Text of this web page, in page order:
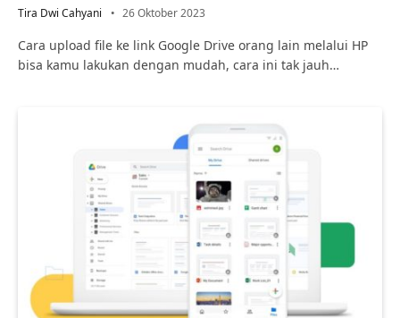
Tira Dwi Cahyani 26 Oktober 2023
Cara upload file ke link Google Drive orang lain melalui HP
bisa kamu lakukan dengan mudah, cara ini tak jauh…